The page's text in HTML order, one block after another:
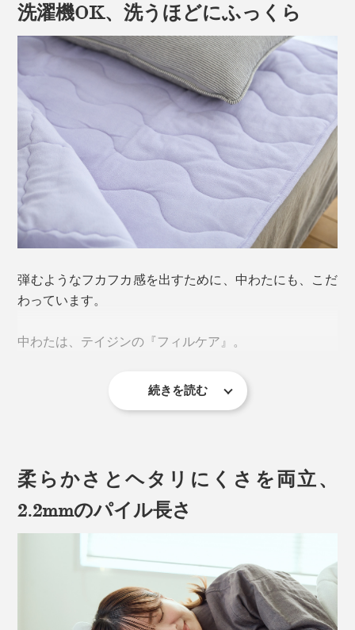
フッカフカの柔らかさと、心地よい暖かさにこだわった
『ZEPPINパイル』。
従来のパイル地のケットといえば、いわゆるタオルのよ
使っているうちに、パイルが寝てしまったり、固まって
『ZEPPINパイル』は違います。
もうひと月以上、『ZEPPINパイル』で寝ていますが、
洗濯機OK、洗うほどにふっくら
弾むようなフカフカ感を出すために、中わたにも、こだ
わっています。
中わたは、テイジンの『フィルケア』。
「3孔中空構造」の繊維を、らせん状に仕立てた糸でつ
れています。
続きを読む
柔らかさとヘタリにくさを両立、
2.2mmのパイル長さ